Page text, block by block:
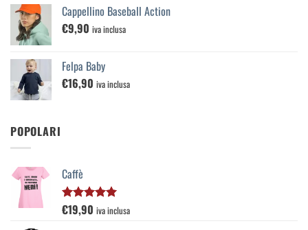
Cappellino Baseball Action
€9,90 iva inclusa
Felpa Baby
€16,90 iva inclusa
POPOLARI
Caffè
Valutato
5.00
€19,90 iva inclusa